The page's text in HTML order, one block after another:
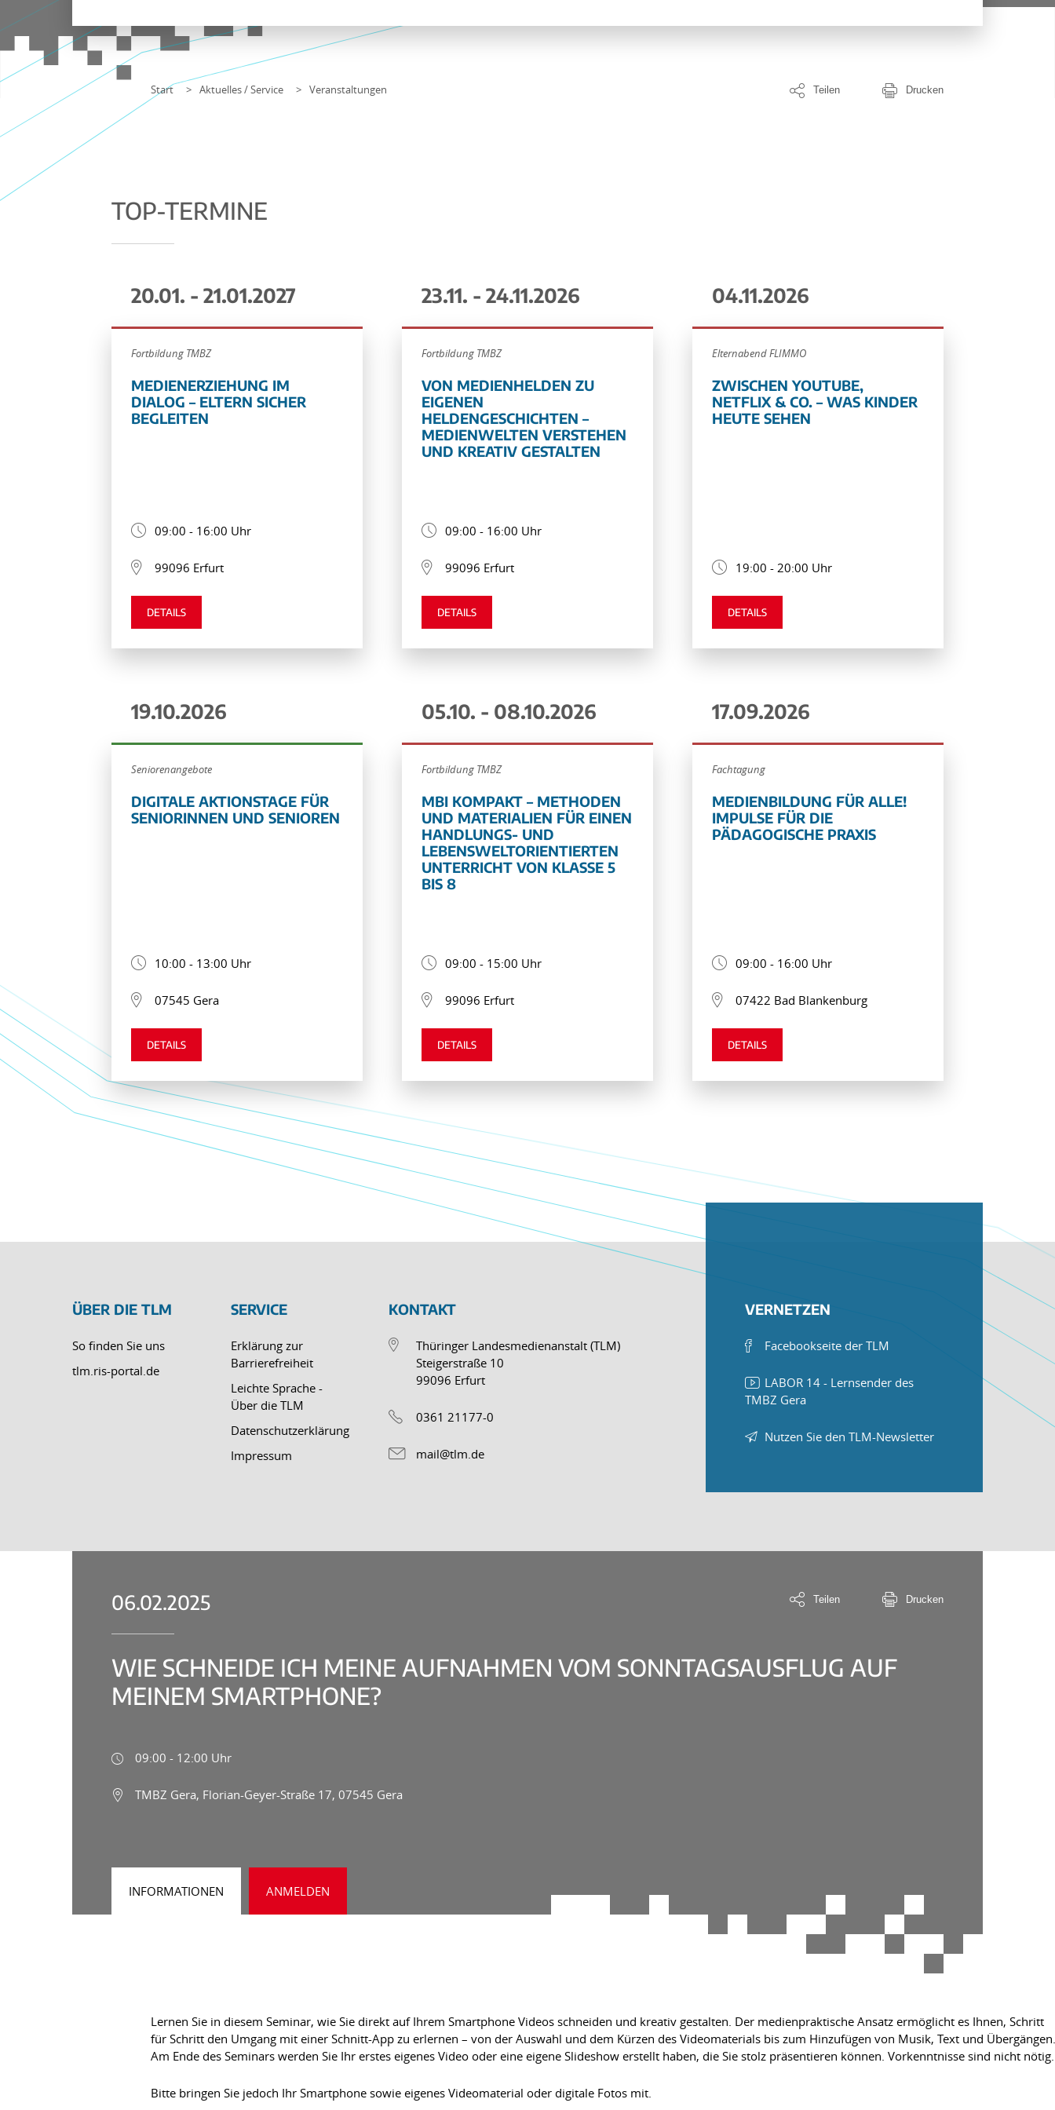
Start Aktuelles / Service Veranstaltungen Teilen Drucken
TOP-TERMINE
20.01. - 21.01.2027
Fortbildung TMBZ
MEDIENERZIEHUNG IM
DIALOG – ELTERN SICHER
BEGLEITEN
09:00 - 16:00 Uhr
99096 Erfurt
DETAILS
23.11. - 24.11.2026
Fortbildung TMBZ
VON MEDIENHELDEN ZU
EIGENEN
HELDENGESCHICHTEN –
MEDIENWELTEN VERSTEHEN
UND KREATIV GESTALTEN
09:00 - 16:00 Uhr
99096 Erfurt
DETAILS
04.11.2026
Elternabend FLIMMO
ZWISCHEN YOUTUBE,
NETFLIX & CO. – WAS KINDER
HEUTE SEHEN
19:00 - 20:00 Uhr
DETAILS
19.10.2026
Seniorenangebote
DIGITALE AKTIONSTAGE FÜR
SENIORINNEN UND SENIOREN
10:00 - 13:00 Uhr
07545 Gera
DETAILS
05.10. - 08.10.2026
Fortbildung TMBZ
MBI KOMPAKT – METHODEN
UND MATERIALIEN FÜR EINEN
HANDLUNGS- UND
LEBENSWELTORIENTIERTEN
UNTERRICHT VON KLASSE 5
BIS 8
09:00 - 15:00 Uhr
99096 Erfurt
DETAILS
17.09.2026
Fachtagung
MEDIENBILDUNG FÜR ALLE!
IMPULSE FÜR DIE
PÄDAGOGISCHE PRAXIS
09:00 - 16:00 Uhr
07422 Bad Blankenburg
DETAILS
ÜBER DIE TLM
So finden Sie uns
tlm.ris-portal.de
SERVICE
Erklärung zur
Barrierefreiheit
Leichte Sprache -
Über die TLM
Datenschutzerklärung
Impressum
KONTAKT
Thüringer Landesmedienanstalt (TLM)
Steigerstraße 10
99096 Erfurt
0361 21177-0
mail@tlm.de
VERNETZEN
Facebookseite der TLM
LABOR 14 - Lernsender des
TMBZ Gera
Nutzen Sie den TLM-Newsletter
06.02.2025 Teilen Drucken
WIE SCHNEIDE ICH MEINE AUFNAHMEN VOM SONNTAGSAUSFLUG AUF
MEINEM SMARTPHONE?
09:00 - 12:00 Uhr
TMBZ Gera, Florian-Geyer-Straße 17, 07545 Gera
INFORMATIONEN ANMELDEN
Lernen Sie in diesem Seminar, wie Sie direkt auf Ihrem Smartphone Videos schneiden und kreativ gestalten. Der medienpraktische Ansatz ermöglicht es Ihnen, Schritt
für Schritt den Umgang mit einer Schnitt-App zu erlernen – von der Auswahl und dem Kürzen des Videomaterials bis zum Hinzufügen von Musik, Text und Übergängen.
Am Ende des Seminars werden Sie Ihr erstes eigenes Video oder eine eigene Slideshow erstellt haben, die Sie stolz präsentieren können. Vorkenntnisse sind nicht nötig.
Bitte bringen Sie jedoch Ihr Smartphone sowie eigenes Videomaterial oder digitale Fotos mit.